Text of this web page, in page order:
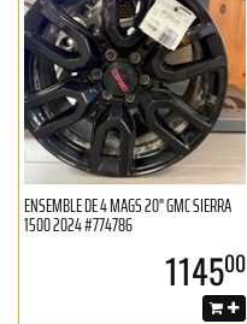
ENSEMBLE DE 4 MAGS 20" GMC SIERRA
1500 2024 #774786
114500